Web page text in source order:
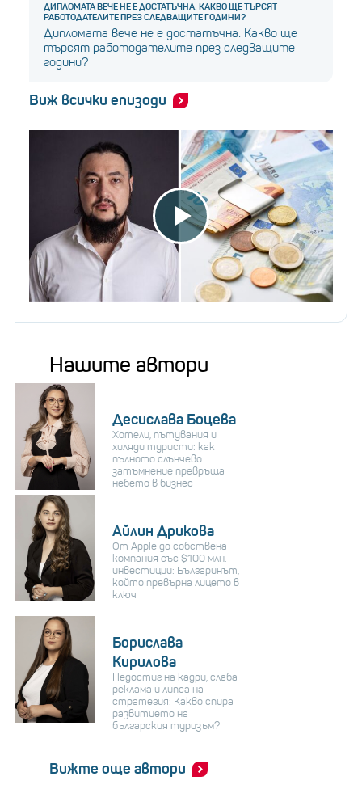
ДИПЛОМАТА ВЕЧЕ НЕ Е ДОСТАТЪЧНА: КАКВО ЩЕ ТЪРСЯТ
РАБОТОДАТЕЛИТЕ ПРЕЗ СЛЕДВАЩИТЕ ГОДИНИ?
Дипломата вече не е достатъчна: Какво ще
търсят работодателите през следващите
години?
Виж всички епизоди
Нашите автори
Десислава Боцева
Хотели, пътувания и
хиляди туристи: как
пълното слънчево
затъмнение превръща
небето в бизнес
Айлин Дрикова
От Apple до собствена
компания със $100 млн.
инвестиции: Българинът,
който превърна лицето в
ключ
Борислава
Кирилова
Недостиг на кадри, слаба
реклама и липса на
стратегия: Какво спира
развитието на
българския туризъм?
Вижте още автори